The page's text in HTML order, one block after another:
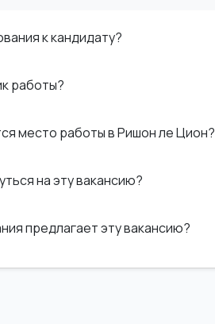
к кандидату?
работы?
место работы в Ришон ле Цион?
на эту вакансию?
предлагает эту вакансию?